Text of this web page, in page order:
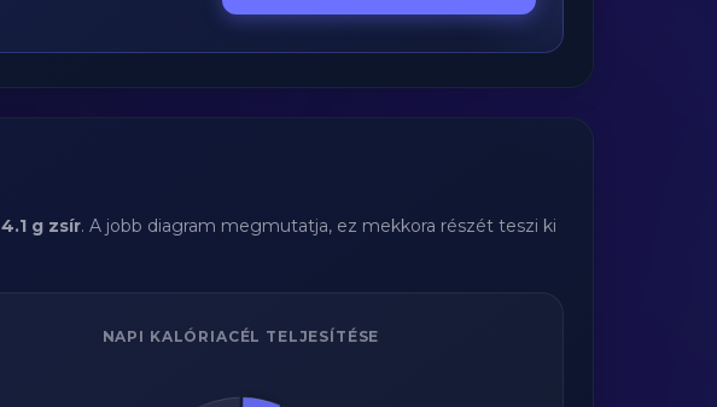
4.1 g zsír. A jobb diagram megmutatja, ez mekkora részét teszi ki
NAPI KALÓRIACÉL TELJESÍTÉSE